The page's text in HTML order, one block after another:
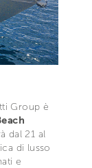
Group è
dal 21 al
di lusso
e